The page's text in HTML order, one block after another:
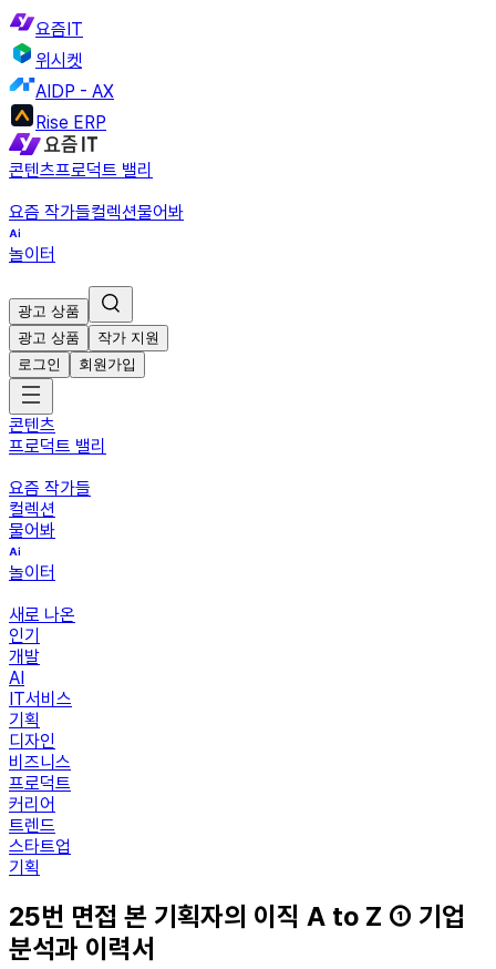
요즘IT
위시켓
AIDP - AX
Rise ERP
콘텐츠프로덕트 밸리
요즘 작가들컬렉션물어봐
놀이터
광고 상품
광고 상품
작가 지원
로그인
회원가입
콘텐츠
프로덕트 밸리
요즘 작가들
컬렉션
물어봐
놀이터
새로 나온
인기
개발
AI
IT서비스
기획
디자인
비즈니스
프로덕트
커리어
트렌드
스타트업
기획
25번 면접 본 기획자의 이직 A to Z ① 기업
분석과 이력서